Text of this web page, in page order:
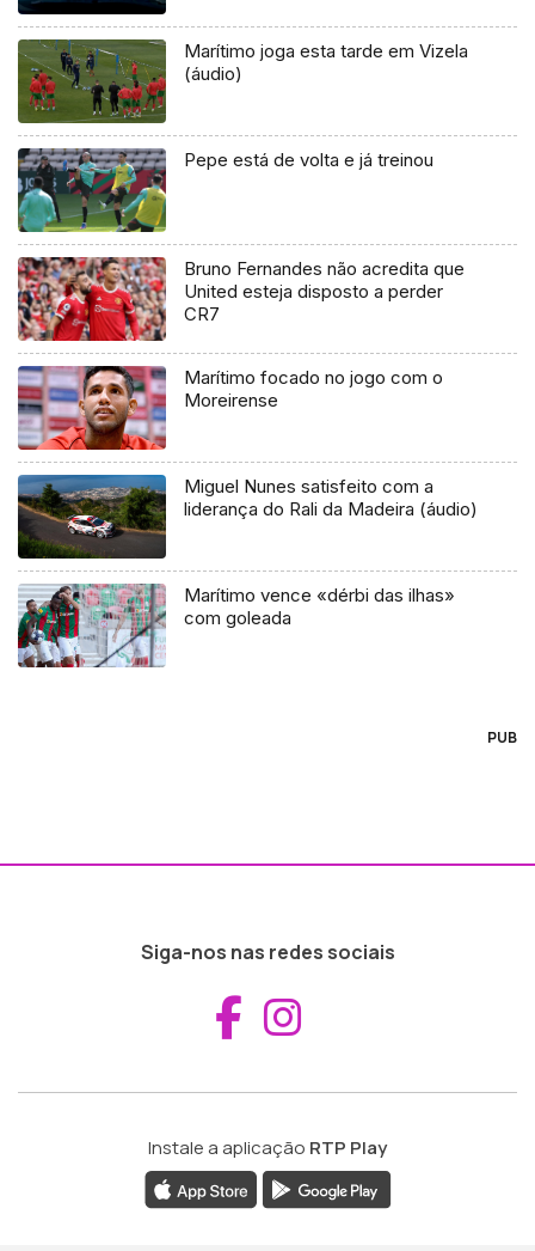
Marítimo joga esta tarde em Vizela
(áudio)
Pepe está de volta e já treinou
Bruno Fernandes não acredita que
United esteja disposto a perder
CR7
Marítimo focado no jogo com o
Moreirense
Miguel Nunes satisfeito com a
liderança do Rali da Madeira (áudio)
Marítimo vence «dérbi das ilhas»
com goleada
PUB
Siga-nos nas redes sociais
Aceder ao
Instale a aplicação RTP Play